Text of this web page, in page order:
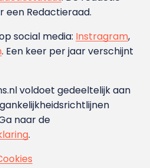
een Redactieraad.
social media: Instragram,
. Een keer per jaar verschijnt
voldoet gedeeltelijk aan
naar de
.